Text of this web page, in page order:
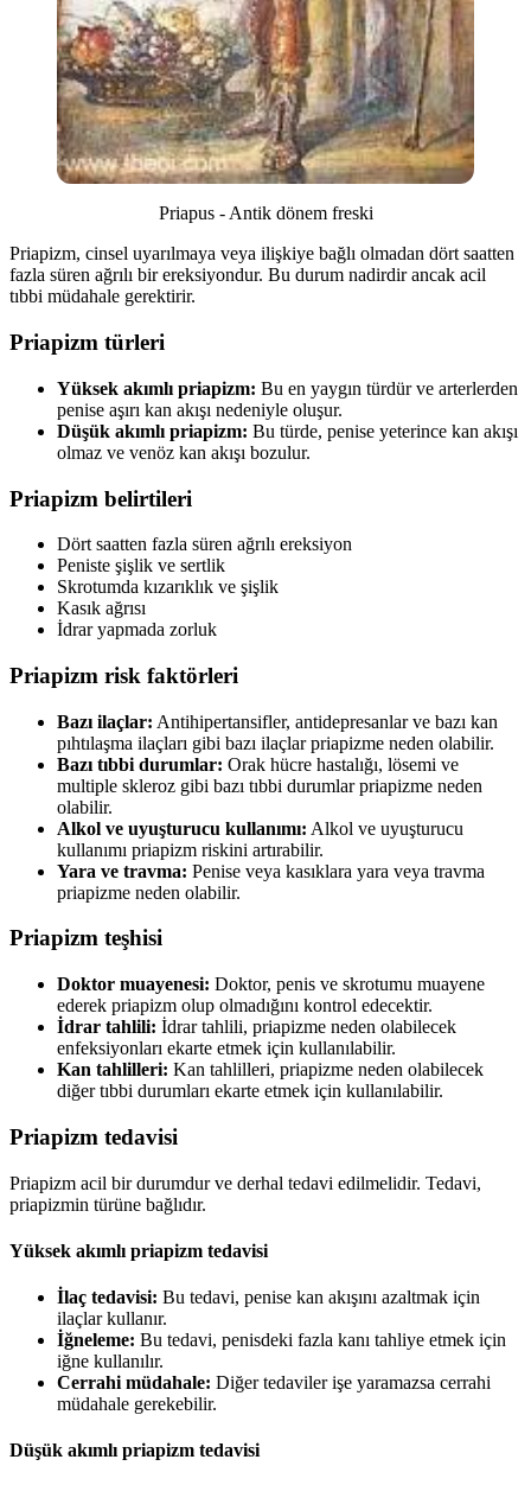
Priapus - Antik dönem freski
Priapizm, cinsel uyarılmaya veya ilişkiye bağlı olmadan dört saatten
fazla süren ağrılı bir ereksiyondur. Bu durum nadirdir ancak acil
tıbbi müdahale gerektirir.
Priapizm türleri
Yüksek akımlı priapizm: Bu en yaygın türdür ve arterlerden
penise aşırı kan akışı nedeniyle oluşur.
Düşük akımlı priapizm: Bu türde, penise yeterince kan akışı
olmaz ve venöz kan akışı bozulur.
Priapizm belirtileri
Dört saatten fazla süren ağrılı ereksiyon
Peniste şişlik ve sertlik
Skrotumda kızarıklık ve şişlik
Kasık ağrısı
İdrar yapmada zorluk
Priapizm risk faktörleri
Bazı ilaçlar: Antihipertansifler, antidepresanlar ve bazı kan
pıhtılaşma ilaçları gibi bazı ilaçlar priapizme neden olabilir.
Bazı tıbbi durumlar: Orak hücre hastalığı, lösemi ve
multiple skleroz gibi bazı tıbbi durumlar priapizme neden
olabilir.
Alkol ve uyuşturucu kullanımı: Alkol ve uyuşturucu
kullanımı priapizm riskini artırabilir.
Yara ve travma: Penise veya kasıklara yara veya travma
priapizme neden olabilir.
Priapizm teşhisi
Doktor muayenesi: Doktor, penis ve skrotumu muayene
ederek priapizm olup olmadığını kontrol edecektir.
İdrar tahlili: İdrar tahlili, priapizme neden olabilecek
enfeksiyonları ekarte etmek için kullanılabilir.
Kan tahlilleri: Kan tahlilleri, priapizme neden olabilecek
diğer tıbbi durumları ekarte etmek için kullanılabilir.
Priapizm tedavisi
Priapizm acil bir durumdur ve derhal tedavi edilmelidir. Tedavi,
priapizmin türüne bağlıdır.
Yüksek akımlı priapizm tedavisi
İlaç tedavisi: Bu tedavi, penise kan akışını azaltmak için
ilaçlar kullanır.
İğneleme: Bu tedavi, penisdeki fazla kanı tahliye etmek için
iğne kullanılır.
Cerrahi müdahale: Diğer tedaviler işe yaramazsa cerrahi
müdahale gerekebilir.
Düşük akımlı priapizm tedavisi